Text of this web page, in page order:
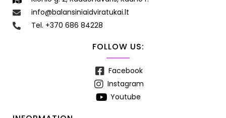
info@balansiniaidviratukai.lt
Tel. +370 686 84228
FOLLOW US:
Facebook
Instagram
Youtube